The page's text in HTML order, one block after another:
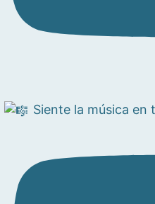
Siente la música en